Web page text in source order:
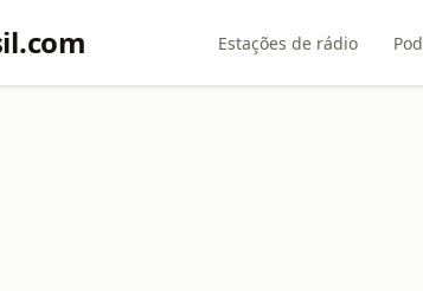
Estações de rádio